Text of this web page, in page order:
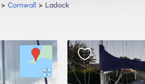
Cornwall Ladock